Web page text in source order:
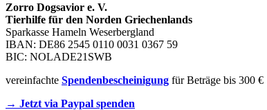
Zorro Dogsavior e. V.
Tierhilfe für den Norden Griechenlands
Sparkasse Hameln Weserbergland
IBAN: DE86 2545 0110 0031 0367 59
BIC: NOLADE21SWB
vereinfachte Spendenbescheinigung für Beträge bis 300 €
→ Jetzt via Paypal spenden